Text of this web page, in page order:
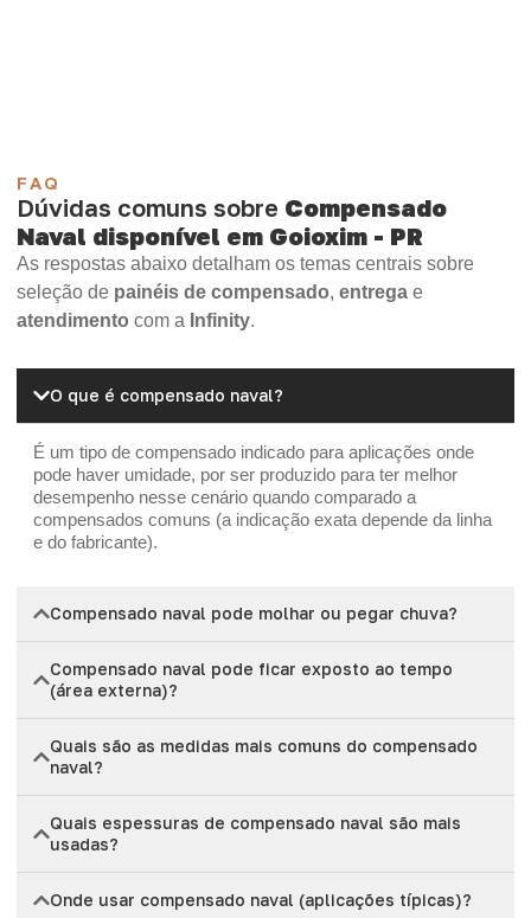
FAQ
Dúvidas comuns sobre Compensado
Naval disponível em Goioxim - PR
As respostas abaixo detalham os temas centrais sobre
seleção de painéis de compensado, entrega e
atendimento com a Infinity.
O que é compensado naval?
É um tipo de compensado indicado para aplicações onde
pode haver umidade, por ser produzido para ter melhor
desempenho nesse cenário quando comparado a
compensados comuns (a indicação exata depende da linha
e do fabricante).
Compensado naval pode molhar ou pegar chuva?
Compensado naval pode ficar exposto ao tempo
(área externa)?
Quais são as medidas mais comuns do compensado
naval?
Quais espessuras de compensado naval são mais
usadas?
Onde usar compensado naval (aplicações típicas)?